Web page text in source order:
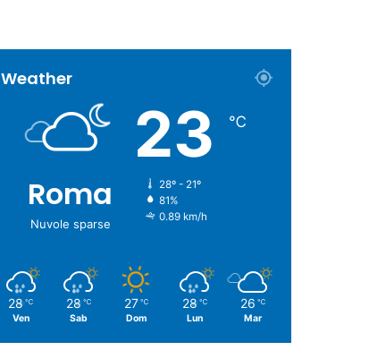
Weather
Roma
Nuvole sparse
23 ℃
28º - 21º
81%
0.89 km/h
28 ℃
Ven
28 ℃
Sab
27 ℃
Dom
28 ℃
Lun
26 ℃
Mar